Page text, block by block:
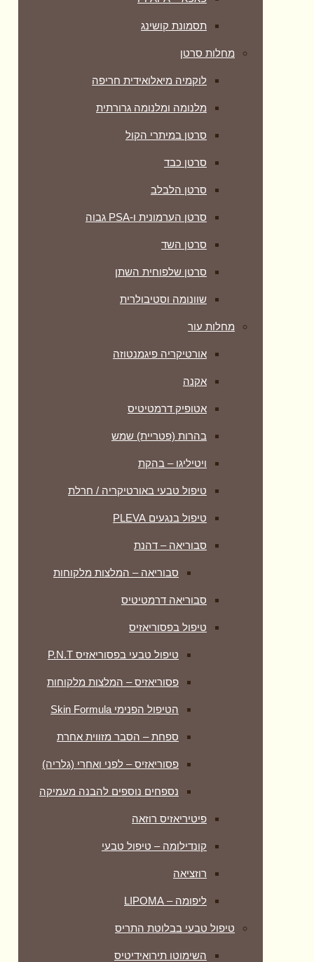
תסמונת קושינג
מחלות סרטן
לוקמיה מיאלואידית חריפה
מלנומה ומלנומה גרורתית
סרטן במיתרי הקול
סרטן כבד
סרטן הלבלב
סרטן הערמונית ו-PSA גבוה
סרטן השד
סרטן שלפוחית השתן
שוונומה וסטיבולרית
מחלות עור
אורטיקריה פיגמנטוזה
אקנה
אטופיק דרמטיטיס
בהרות (פטריית) שמש
ויטיליגו – בהקת
טיפול טבעי באורטיקריה / חרלת
טיפול בנגעים PLEVA
סבוריאה – דהנת
סבוריאה – המלצות מלקוחות
סבוריאה דרמטיטיס
טיפול בפסוריאזיס
טיפול טבעי בפסוריאזיס P.N.T
פסוריאזיס – המלצות מלקוחות
הטיפול הפנימי Skin Formula
ספחת – הסבר מזווית אחרת
פסוריאזיס – לפני ואחרי (גלריה)
נספחים נוספים להבנה מעמיקה
פיטיריאזיס רוזאה
קונדילומה – טיפול טבעי
רוזציאה
ליפומה – LIPOMA
טיפול טבעי בבלוטת התריס
השימוטו תירואידיטיס